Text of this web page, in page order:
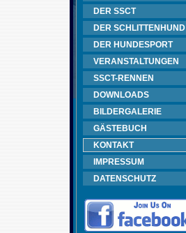
DER SSCT
DER SCHLITTENHUND
DER HUNDESPORT
VERANSTALTUNGEN
SSCT-RENNEN
DOWNLOADS
BILDERGALERIE
GÄSTEBUCH
KONTAKT
IMPRESSUM
DATENSCHUTZ